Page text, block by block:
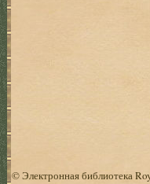
© Электронная библиотека